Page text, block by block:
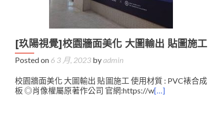
[玖陽視覺]校園牆面美化 大圖輸出 貼圖施工
Posted on 6 3 月, 2023 byadmin
校園牆面美化 大圖輸出 貼圖施工 使用材質 : PVC裱合成
板 ◎肖像權屬原著作公司 官網:https://w[…]